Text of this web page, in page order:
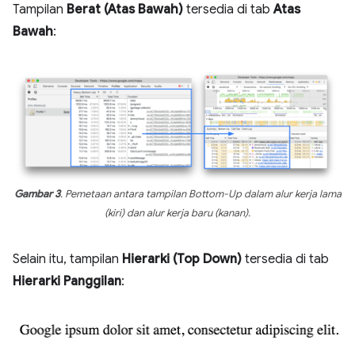
Tampilan Berat (Atas Bawah) tersedia di tabAtas
Bawah:
Gambar 3. Pemetaan antara tampilan Bottom-Up dalam alur kerja lama
(kiri) dan alur kerja baru (kanan).
Selain itu, tampilan Hierarki (Top Down) tersedia di tab
Hierarki Panggilan: